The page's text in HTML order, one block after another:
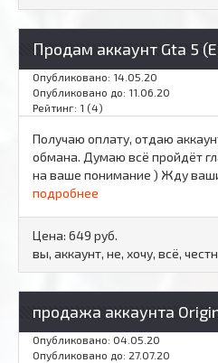
Продам аккаунт Gta 5
Опубликовано: 14.05.20
Опубликовано до: 11.06.20
Рейтинг: 1 (4)
Получаю оплату, отдаю
обмана. Думаю всё пройдёт
на ваше понимание ) Жду
подробнее
Цена: 649 руб.
вы, аккаунт, не, хочу, всё,
продажа аккаунта
Опубликовано: 04.05.20
Опубликовано до: 27.07.20